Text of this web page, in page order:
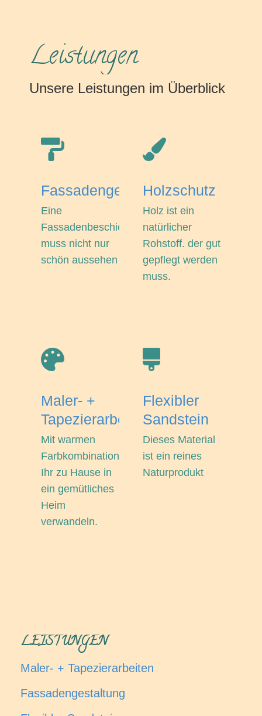
LEISTUNGEN
Maler- + Tapezierarbeiten
Fassadengestaltung
Leistungen
Unsere Leistungen im Überblick
Fassadengestaltung
Eine
Fassadenbeschichtung
muss nicht nur
schön aussehen
Holzschutz
Holz ist ein
natürlicher
Rohstoff. der gut
gepflegt werden
muss.
Maler- +
Tapezierarbeiten
Mit warmen
Farbkombinationen
Ihr zu Hause in
ein gemütliches
Heim
verwandeln.
Flexibler
Sandstein
Dieses Material
ist ein reines
Naturprodukt